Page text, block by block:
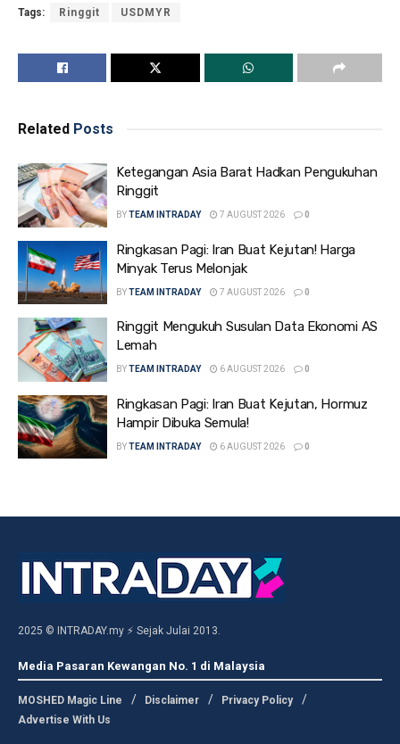
Tags: Ringgit USDMYR
Related Posts
Ketegangan Asia Barat Hadkan Pengukuhan
Ringgit
BYTEAM INTRADAY 7 AUGUST 2026 0
Ringkasan Pagi: Iran Buat Kejutan! Harga
Minyak Terus Melonjak
BYTEAM INTRADAY 7 AUGUST 2026 0
Ringgit Mengukuh Susulan Data Ekonomi AS
Lemah
BYTEAM INTRADAY 6 AUGUST 2026 0
Ringkasan Pagi: Iran Buat Kejutan, Hormuz
Hampir Dibuka Semula!
BYTEAM INTRADAY 6 AUGUST 2026 0
2025 © INTRADAY.my ⚡ Sejak Julai 2013.
Media Pasaran Kewangan No. 1 di Malaysia
MOSHED Magic Line Disclaimer
Privacy Policy
Advertise With Us